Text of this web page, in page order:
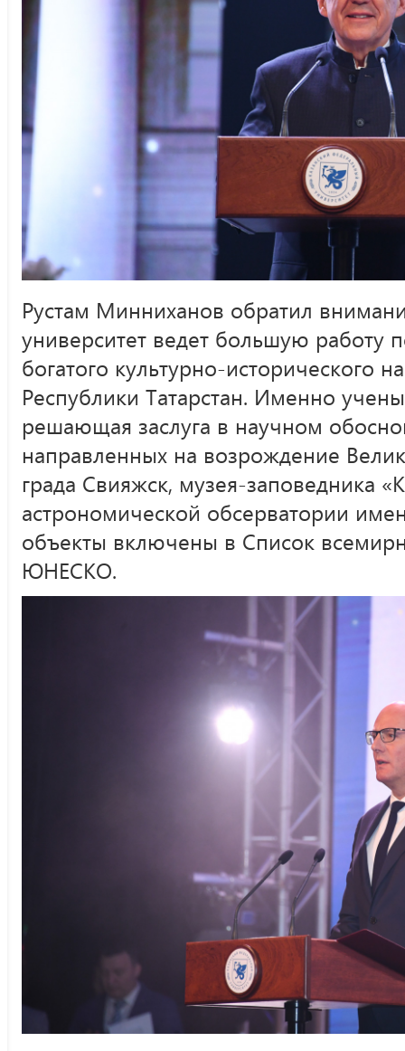
Рустам Минниханов обратил
университет ведет большую работу
богатого культурно-исторического
Республики Татарстан. Именно
решающая заслуга в научном
направленных на возрождение
града Свияжск, музея-заповедника
астрономической обсерватории
объекты включены в Список
ЮНЕСКО.